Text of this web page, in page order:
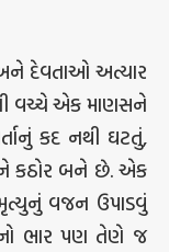
દેવતાઓ અત્યાર
વચ્ચે એક માણસને
કદ નથી ઘટતું,
કઠોર બને છે. એક
વજન ઉપાડવું
ભાર પણ તેણે જ